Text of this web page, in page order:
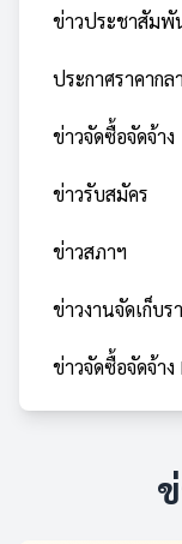
ข่าวประชาสัมพั
ประกาศราคากล
ข่าวจัดซื้อจัดจ้าง
ข่าวรับสมัคร
ข่าวสภาฯ
ข่าวงานจัดเก็บร
ข่าวจัดซื้อจัดจ้าง